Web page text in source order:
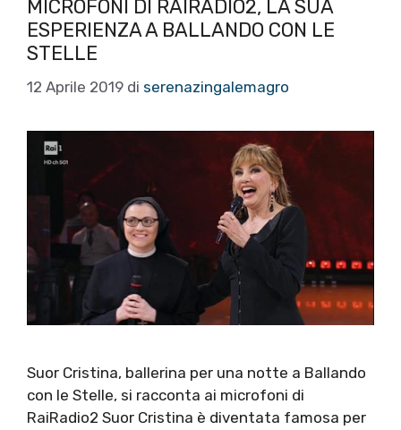
MICROFONI DI RAIRADIO2, LA SUA
ESPERIENZA A BALLANDO CON LE
STELLE
12 Aprile 2019 di serenazingalemagro
Suor Cristina, ballerina per una notte a Ballando
con le Stelle, si racconta ai microfoni di
RaiRadio2 Suor Cristina è diventata famosa per